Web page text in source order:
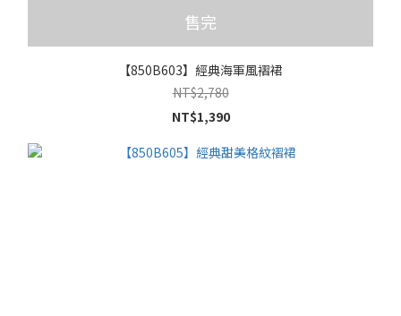
售完
【850B603】經典海軍風褶裙
NT$2,780
NT$1,390